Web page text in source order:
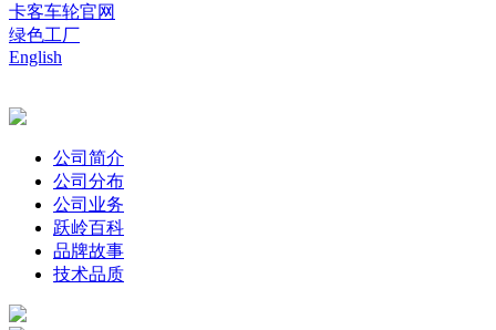
卡客车轮官网
绿色工厂
English
公司简介
公司分布
公司业务
跃岭百科
品牌故事
技术品质